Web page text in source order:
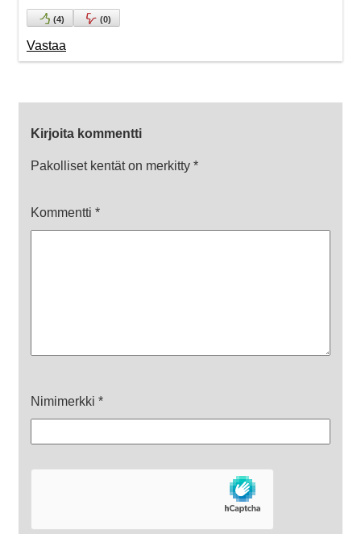
(4) (0)
Vastaa
Kirjoita kommentti
Pakolliset kentät on merkitty *
Kommentti *
Nimimerkki *